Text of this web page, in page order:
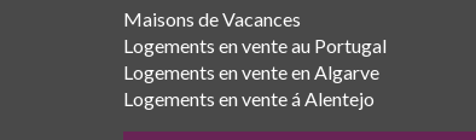
Maisons de Vacances
Logements en vente au Portugal
Logements en vente en Algarve
Logements en vente á Alentejo